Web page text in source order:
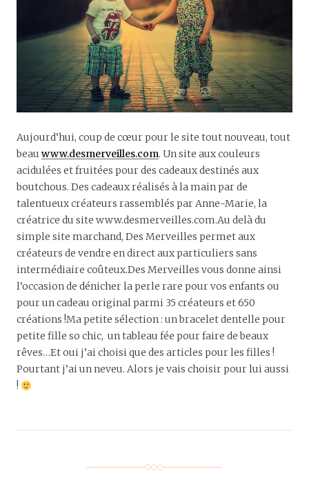
Aujourd’hui, coup de cœur pour le site tout nouveau, tout
beau www.desmerveilles.com. Un site aux couleurs
acidulées et fruitées pour des cadeaux destinés aux
boutchous. Des cadeaux réalisés à la main par de
talentueux créateurs rassemblés par Anne-Marie, la
créatrice du site www.desmerveilles.com.Au delà du
simple site marchand, Des Merveilles permet aux
créateurs de vendre en direct aux particuliers sans
intermédiaire coûteux.Des Merveilles vous donne ainsi
l’occasion de dénicher la perle rare pour vos enfants ou
pour un cadeau original parmi 35 créateurs et 650
créations !Ma petite sélection : un bracelet dentelle pour
petite fille so chic, un tableau fée pour faire de beaux
rêves…Et oui j’ai choisi que des articles pour les filles !
Pourtant j’ai un neveu. Alors je vais choisir pour lui aussi
!